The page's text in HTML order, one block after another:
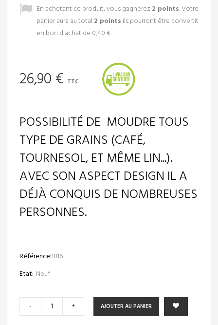
En achetant ce produit, vous gagnerez 2 points. Votre
panier aura au total 2 points ils pourront être convertit
en bon d'achat de 0,40 €.
26,90 € TTC
POSSIBILITÉ DE MOUDRE TOUS
TYPE DE GRAINS (CAFÉ,
TOURNESOL, ET MÊME LIN...).
AVEC SON ASPECT DESIGN IL A
DÉJÀ CONQUIS DE NOMBREUSES
PERSONNES.
Référence:1016
Etat: Neuf
- + AJOUTER AU PANIER